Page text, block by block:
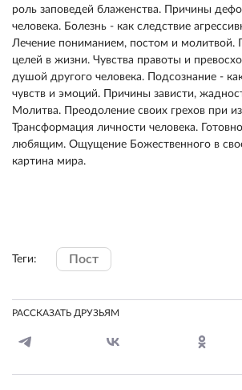
роль заповедей блаженства. Причины
человека. Болезнь - как следствие
Лечение пониманием, постом и молитвой.
целей в жизни. Чувства правоты и
душой другого человека. Подсознание -
чувств и эмоций. Причины зависти,
Молитва. Преодоление своих грехов при
Трансформация личности человека.
любящим. Ощущение Божественного в
картина мира.
Теги: Пост
РАССКАЗАТЬ ДРУЗЬЯМ